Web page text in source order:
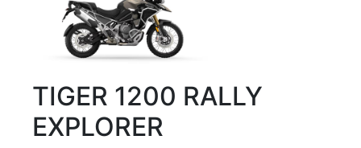
TIGER 1200 RALLY
EXPLORER